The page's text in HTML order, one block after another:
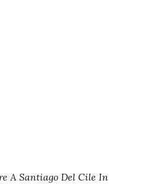
A Santiago Del Cile In